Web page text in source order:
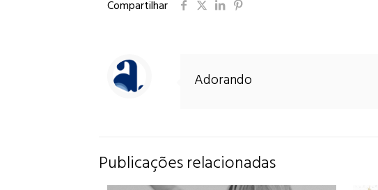
Compartilhar
Adorando
Publicações relacionadas